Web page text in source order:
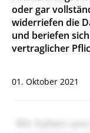
oder gar
widerriefen die
und beriefen
vertraglicher
01. Oktober 2021